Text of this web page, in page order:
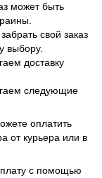
может быть
свой заказ
выбору.
доставку
следующие
оплатить
от курьера или в
с помощью